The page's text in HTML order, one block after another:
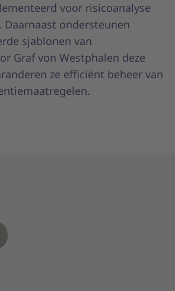
voor risicoanalyse
Daarnaast ondersteunen
sjablonen van
Graf von Westphalen deze
ze efficiënt beheer van